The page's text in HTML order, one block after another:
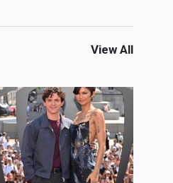
View All